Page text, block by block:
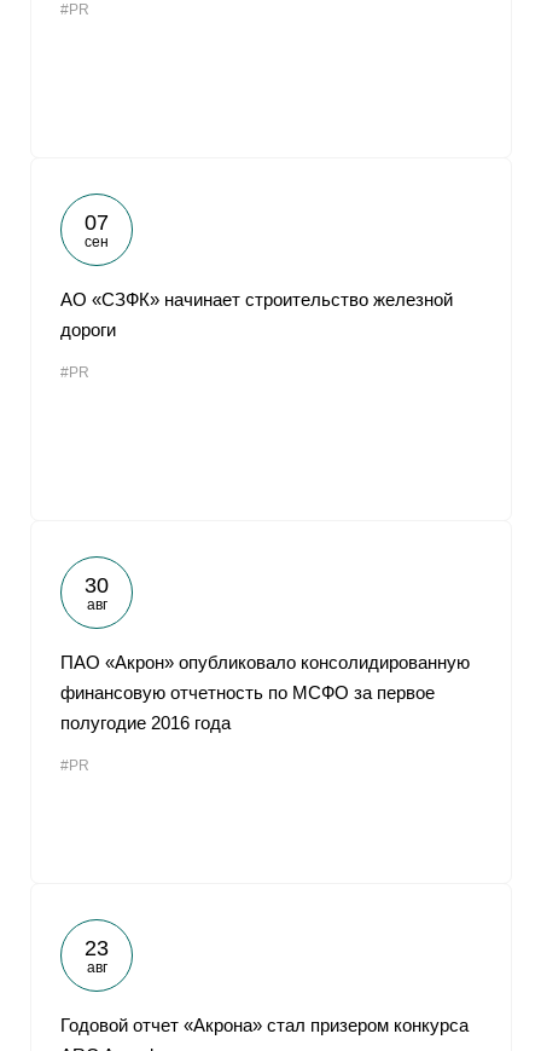
#PR
07
сен
АО «СЗФК» начинает строительство железной
дороги
#PR
30
авг
ПАО «Акрон» опубликовало консолидированную
финансовую отчетность по МСФО за первое
полугодие 2016 года
#PR
23
авг
Годовой отчет «Акрона» стал призером конкурса